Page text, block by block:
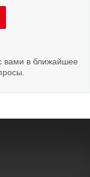
вами в ближайшее